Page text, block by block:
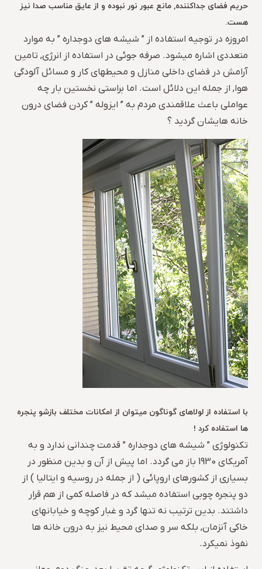
حریم فضای جداکننده, مانع عبور نور نبوده و از عایق مناسب صدا نیز
هست.
امروزه در توجیه استفاده از ” شیشه های دوجداره ” به موارد
متعددی اشاره میشود. صرفه جوئی در استفاده از انرژی, تامین
آرامش در فضای داخلی منازل و محیطهای کار و مسائل آلودگی
هوا, از جمله این دلائل است. اما براستی نخستین بار چه
عواملی باعث علاقمندی مردم به ” ایزوله ” کردن فضای درون
خانه هایشان گردید ؟
با استفاده از لولاهای گوناگون میتوان از امکانات مختلف بازشو پنجره
ها استفاده کرد !
تکنولوژی ” شیشه های دوجداره ” قدمت چندانی ندارد و به
آمریکای 1930 باز می گردد. اما پیش از آن و بدین منظور در
بسیاری از کشورهای اروپائی ( از جمله در روسیه و ایتالیا ) از
دو پنجره چوبی استفاده میشد که در فاصله کمی از هم قرار
داشتند. بدین ترتیب نه تنها گرد و غبار کوچه و خیابانهای
خاکی آنزمان, بلکه سر و صدای محیط نیز به درون خانه ها
نفوذ نمیکرد.